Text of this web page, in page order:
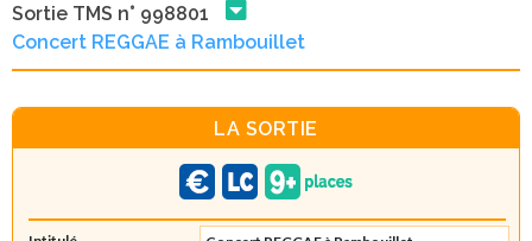
Sortie TMS n° 998801
Concert REGGAE à Rambouillet
LA SORTIE